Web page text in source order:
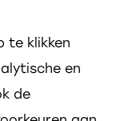
te klikken
en
de